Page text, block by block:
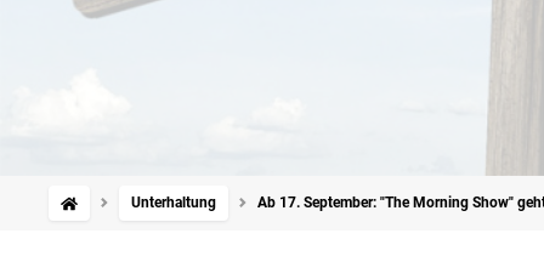
Unterhaltung Ab 17. September: "The Morning Show"